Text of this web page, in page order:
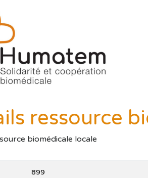
ressource
biomédicale locale
899